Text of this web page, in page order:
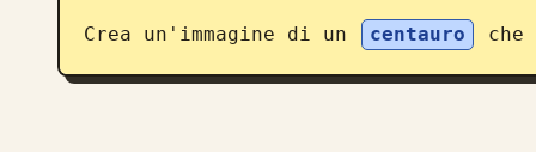
Crea un'immagine di un centauro che